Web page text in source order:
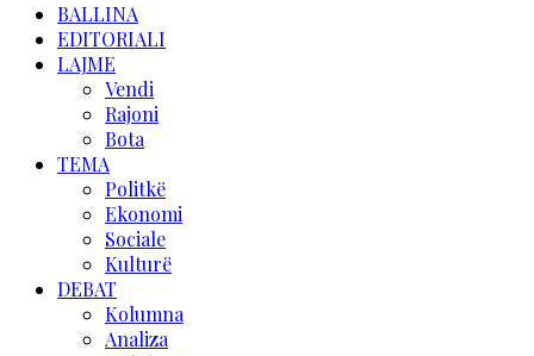
BALLINA
EDITORIALI
LAJME
Vendi
Rajoni
Bota
TEMA
Politkë
Ekonomi
Sociale
Kulturë
DEBAT
Kolumna
Analiza